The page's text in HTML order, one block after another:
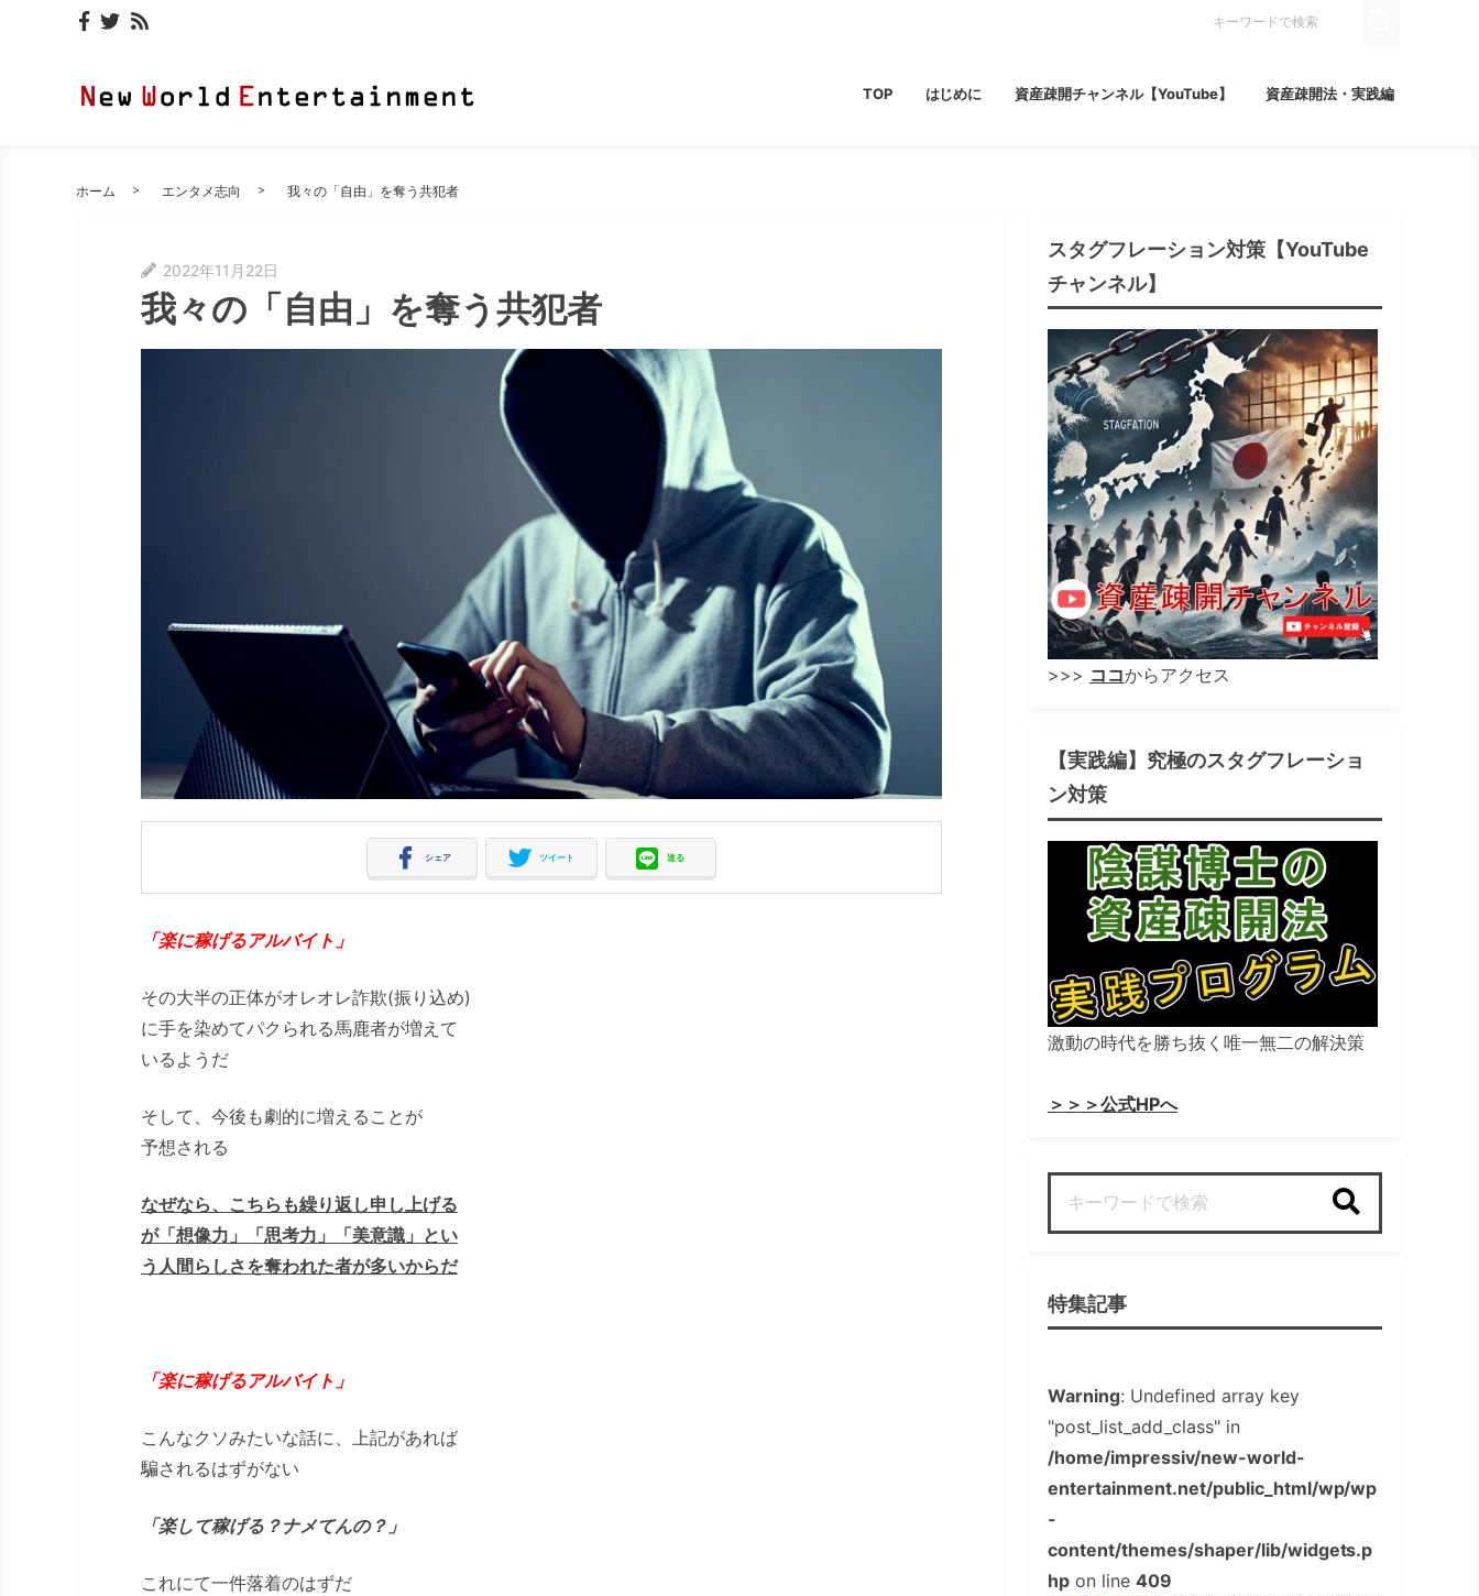
TOP はじめに 資産疎開チャンネル【YouTube】 資産疎開法・実践編
ホーム エンタメ志向 我々の「自由」を奪う共犯者
2022年11月22日
我々の「自由」を奪う共犯者
シェア ツイート 送る
「楽に稼げるアルバイト」
その大半の正体がオレオレ詐欺(振り込め)
に手を染めてパクられる馬鹿者が増えて
いるようだ
そして、今後も劇的に増えることが
予想される
なぜなら、こちらも繰り返し申し上げる
が「想像力」「思考力」「美意識」とい
う人間らしさを奪われた者が多いからだ
「楽に稼げるアルバイト」
こんなクソみたいな話に、上記があれば
騙されるはずがない
「楽して稼げる？ナメてんの？」
これにて一件落着のはずだ
スタグフレーション対策【YouTube
チャンネル】
>>> ココからアクセス
【実践編】究極のスタグフレーショ
ン対策
激動の時代を勝ち抜く唯一無二の解決策
＞＞＞公式HPへ
特集記事
Warning: Undefined array key
"post_list_add_class" in
/home/impressiv/new-world-
entertainment.net/public_html/wp/wp
-
content/themes/shaper/lib/widgets.p
hpon line 409